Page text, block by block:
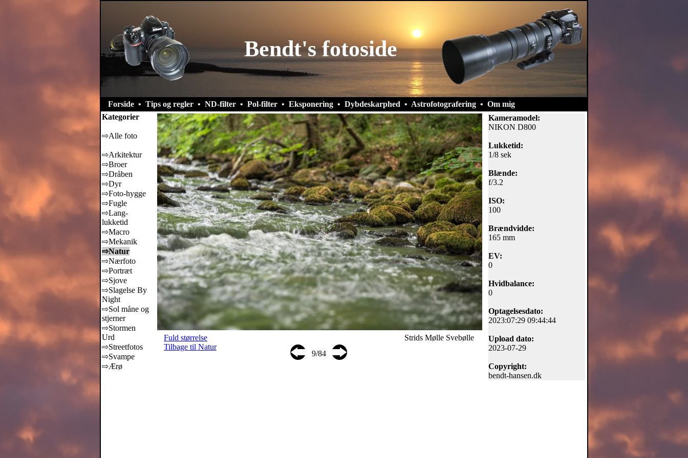
Bendt's fotoside
Forside • Tips og regler • ND-filter • Pol-filter • Eksponering • Dybdeskarphed • Astrofotografering • Om mig
Kategorier
⇨Alle foto
⇨Arkitektur
⇨Broer
⇨Dråben
⇨Dyr
⇨Foto-hygge
⇨Fugle
⇨Lang-
lukketid
⇨Macro
⇨Mekanik
⇨Natur
⇨Nærfoto
⇨Portræt
⇨Sjove
⇨Slagelse By
Night
⇨Sol måne og
stjerner
⇨Stormen
Urd
⇨Streetfotos
⇨Svampe
⇨Ærø
Kameramodel:
NIKON D800
Lukketid:
1/8 sek
Blænde:
f/3.2
ISO:
100
Brændvidde:
165 mm
EV:
0
Hvidbalance:
0
Optagelsesdato:
2023:07:29 09:44:44
Upload dato:
2023-07-29
Copyright:
bendt-hansen.dk
Fuld størrelse
Tilbage til Natur
⮈ 9/84 ⮊
Strids Mølle Svebølle